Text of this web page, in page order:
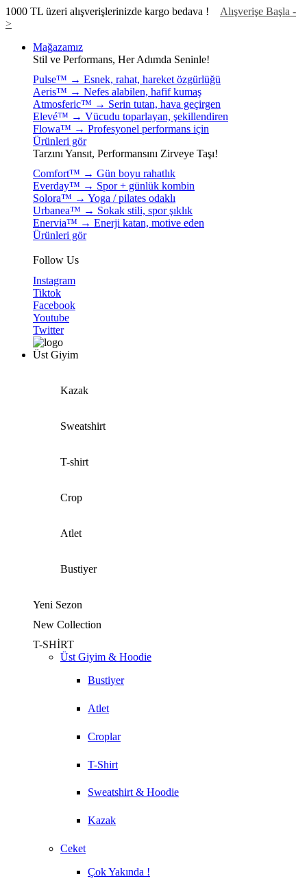
1000 TL üzeri alışverişlerinizde kargo bedava ! Alışverişe Başla -
>
Mağazamız
Stil ve Performans, Her Adımda Seninle!
Pulse™ → Esnek, rahat, hareket özgürlüğü
Aeris™ → Nefes alabilen, hafif kumaş
Atmosferic™ → Serin tutan, hava geçirgen
Elevé™ → Vücudu toparlayan, şekillendiren
Flowa™ → Profesyonel performans için
Ürünleri gör
Tarzını Yansıt, Performansını Zirveye Taşı!
Comfort™ → Gün boyu rahatlık
Everday™ → Spor + günlük kombin
Solora™ → Yoga / pilates odaklı
Urbanea™ → Sokak stili, spor şıklık
Enervia™ → Enerji katan, motive eden
Ürünleri gör
Follow Us
Instagram
Tiktok
Facebook
Youtube
Twitter
Üst Giyim
Kazak
Sweatshirt
T-shirt
Crop
Atlet
Bustiyer
Yeni Sezon
New Collection
T-SHİRT
Üst Giyim & Hoodie
Bustiyer
Atlet
Croplar
T-Shirt
Sweatshirt & Hoodie
Kazak
Ceket
Çok Yakında !